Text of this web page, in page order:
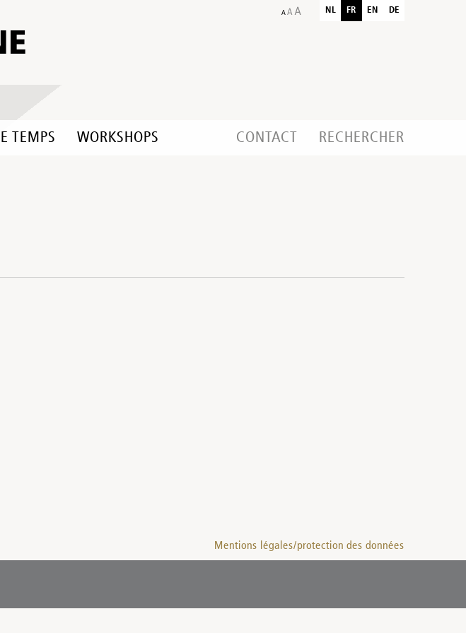
NL FR EN DE
TEMPS WORKSHOPS CONTACT RECHERCHER
Mentions légales/protection des données